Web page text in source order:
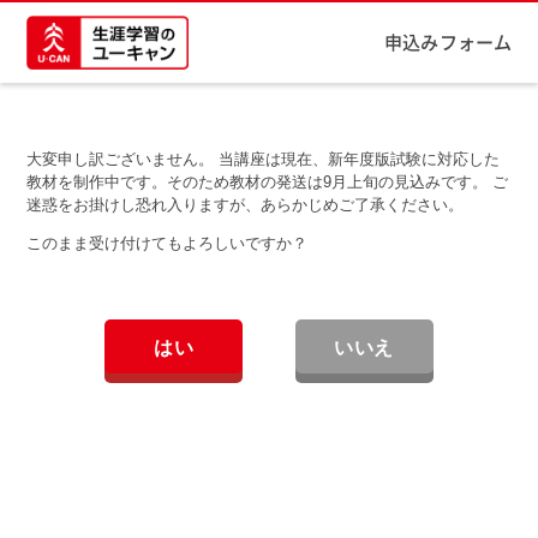
申込みフォーム
大変申し訳ございません。 当講座は現在、新年度版試験に対応した
教材を制作中です。そのため教材の発送は9月上旬の見込みです。 ご
迷惑をお掛けし恐れ入りますが、あらかじめご了承ください。
このまま受け付けてもよろしいですか？
はい いいえ